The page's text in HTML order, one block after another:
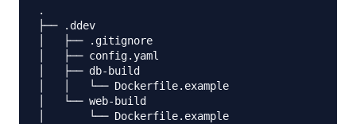
.
├── .ddev
│   ├── .gitignore
│   ├── config.yaml
│   ├── db-build
│   │   └── Dockerfile.example
│   └── web-build
│       └── Dockerfile.example